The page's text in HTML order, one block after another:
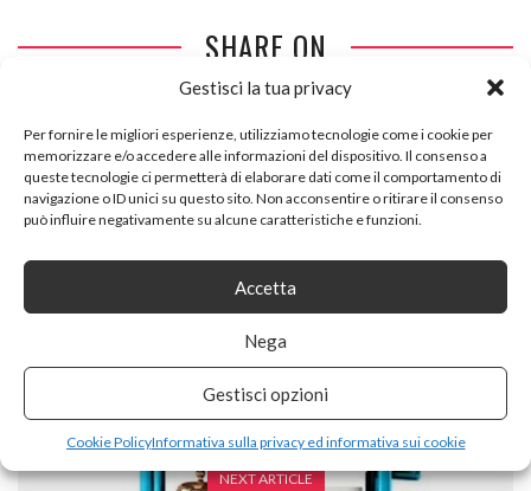
Gestisci la tua privacy
Per fornire le migliori esperienze, utilizziamo tecnologie come i cookie per
memorizzare e/o accedere alle informazioni del dispositivo. Il consenso a
queste tecnologie ci permetterà di elaborare dati come il comportamento di
navigazione o ID unici su questo sito. Non acconsentire o ritirare il consenso
può influire negativamente su alcune caratteristiche e funzioni.
Accetta
Nega
Gestisci opzioni
Cookie PolicyInformativa sulla privacy ed informativa sui cookie
SHARE ON
DANDIBO TAVOLO A PARETE TAVOLO BOTTE-VINO 0373
ARMADIETTO SCAFFALE PORTA-VINO BOTTE IN LEGNO 73
CM TAVOLINO-CONSOLLE A PARETE
NEXT ARTICLE